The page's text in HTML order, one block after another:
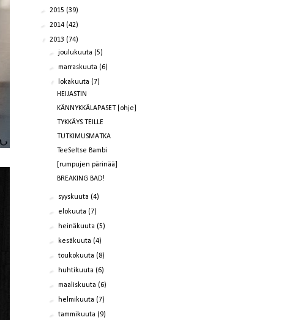
► 2015 (39)
► 2014 (42)
▼ 2013 (74)
►joulukuuta (5)
►marraskuuta (6)
▼ lokakuuta (7)
HEIJASTIN
KÄNNYKKÄLAPASET [ohje]
TYKKÄYS TEILLE
TUTKIMUSMATKA
TeeSeItse Bambi
[rumpujen pärinää]
BREAKING BAD!
► syyskuuta (4)
► elokuuta (7)
► heinäkuuta (5)
► kesäkuuta (4)
►toukokuuta (8)
► huhtikuuta (6)
►maaliskuuta (6)
► helmikuuta (7)
►tammikuuta (9)